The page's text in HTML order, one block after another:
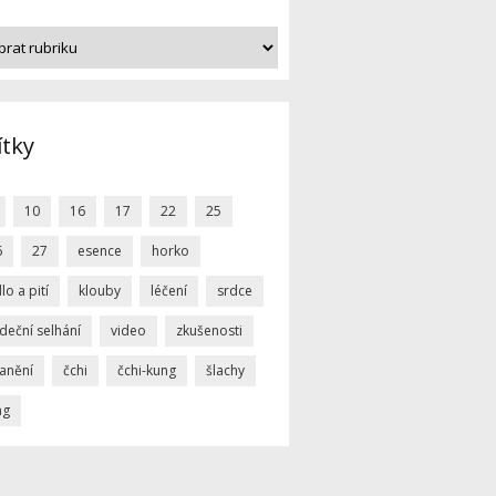
10 16 17 22 25
27 esence horko
a pití klouby léčení srdce
selhání video zkušenosti
čchi čchi-kung šlachy